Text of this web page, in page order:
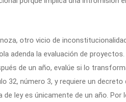
otro vicio de
adenda la evaluación de
de un año, evalúe si lo
32, número 3, y requiere un
ley es únicamente de un año.